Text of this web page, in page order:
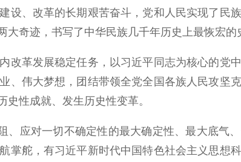
、改革的长期艰苦奋斗，党和人民实现了民
奇迹，书写了中华民族几千年历史上最恢宏的
革发展稳定任务，以习近平同志为核心的党
、伟大梦想，团结带领全党全国各族人民攻坚
性成就、发生历史性变革。
应对一切不确定性的最大确定性、最大底气
掌舵，有习近平新时代中国特色社会主义思想